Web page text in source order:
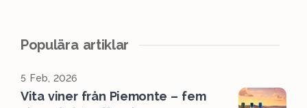
Populära artiklar
5 Feb, 2026
Vita viner från Piemonte – fem